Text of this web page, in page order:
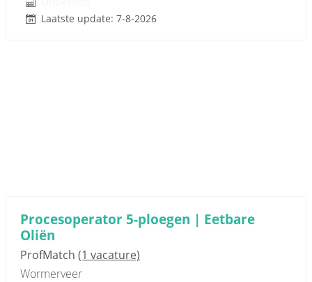
Laatste update: 7-8-2026
Procesoperator 5-ploegen | Eetbare
Oliën
ProfMatch (1 vacature)
Wormerveer